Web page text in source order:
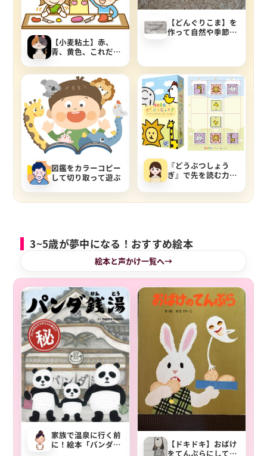
【小麦粘土】赤、
青、黄色、これだけ
るよ！【色遊び】
【三原色】
【どんぐりこま】を
作って自然や季節を
図鑑をカラーコピー
して切り取って遊ぶ
『どうぶつしょう
ぎ』で先を読む力、
を育てる！
3~5歳が夢中になる！おすすめ絵本
絵本と声かけ一覧へ
家族で温泉に行く前
に！絵本「パンダ銭
【ドキドキ】おばけ
をてんぷらにしてし